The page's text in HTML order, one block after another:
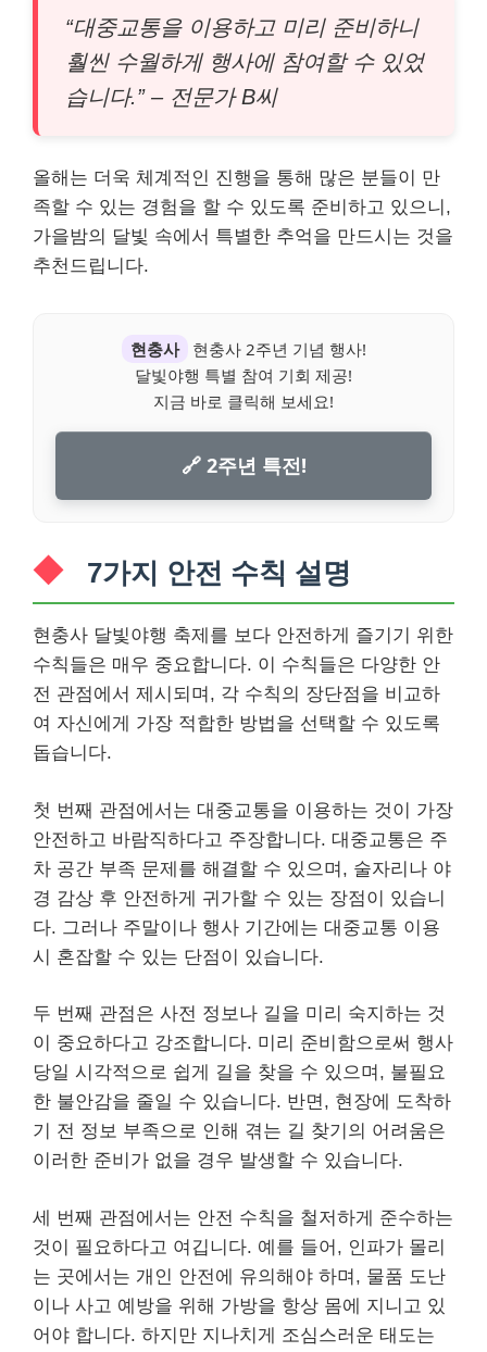
“대중교통을 이용하고 미리 준비하니
훨씬 수월하게 행사에 참여할 수 있었
습니다.” – 전문가 B씨
올해는 더욱 체계적인 진행을 통해 많은 분들이 만
족할 수 있는 경험을 할 수 있도록 준비하고 있으니,
가을밤의 달빛 속에서 특별한 추억을 만드시는 것을
추천드립니다.
현충사
현충사 2주년 기념 행사!
달빛야행 특별 참여 기회 제공!
지금 바로 클릭해 보세요!
🔗 2주년 특전!
7가지 안전 수칙 설명
현충사 달빛야행 축제를 보다 안전하게 즐기기 위한
수칙들은 매우 중요합니다. 이 수칙들은 다양한 안
전 관점에서 제시되며, 각 수칙의 장단점을 비교하
여 자신에게 가장 적합한 방법을 선택할 수 있도록
돕습니다.
첫 번째 관점에서는 대중교통을 이용하는 것이 가장
안전하고 바람직하다고 주장합니다. 대중교통은 주
차 공간 부족 문제를 해결할 수 있으며, 술자리나 야
경 감상 후 안전하게 귀가할 수 있는 장점이 있습니
다. 그러나 주말이나 행사 기간에는 대중교통 이용
시 혼잡할 수 있는 단점이 있습니다.
두 번째 관점은 사전 정보나 길을 미리 숙지하는 것
이 중요하다고 강조합니다. 미리 준비함으로써 행사
당일 시각적으로 쉽게 길을 찾을 수 있으며, 불필요
한 불안감을 줄일 수 있습니다. 반면, 현장에 도착하
기 전 정보 부족으로 인해 겪는 길 찾기의 어려움은
이러한 준비가 없을 경우 발생할 수 있습니다.
세 번째 관점에서는 안전 수칙을 철저하게 준수하는
것이 필요하다고 여깁니다. 예를 들어, 인파가 몰리
는 곳에서는 개인 안전에 유의해야 하며, 물품 도난
이나 사고 예방을 위해 가방을 항상 몸에 지니고 있
어야 합니다. 하지만 지나치게 조심스러운 태도는